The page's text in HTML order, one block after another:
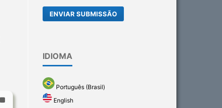
ENVIAR SUBMISSÃO
IDIOMA
Português (Brasil)
English